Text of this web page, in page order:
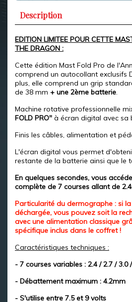
Description
EDITION LIMITEE POUR CETTE
THE DRAGON :
Cette édition Mast Fold Pro de
comprend un autocollant exclusifs
plus, elle comprend un grip
de 38 mm + une 2ème batterie.
Machine rotative professionnelle
FOLD PRO" à écran digital avec sa
Finis les câbles, alimentation et
L'écran digital vous permet
restante de la batterie ainsi que le
En quelques secondes, vous
complète de 7 courses allant de
Particularité du dermographe : si
déchargée, vous pouvez soit la
avec une alimentation classique
spécifique inclus dans le coffret !
Caractéristiques techniques :
- 7 courses variables : 2.4 / 2.7 / 3.0
- Débattement maximum : 4.2mm
- S'utilise entre 7.5 et 9 volts